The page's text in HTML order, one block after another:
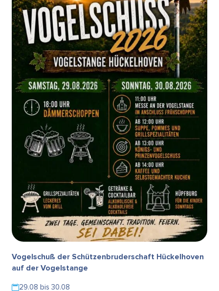
Vogelschuß der Schützenbruderschaft Hückelhoven
auf der Vogelstange
29.08 bis 30.08